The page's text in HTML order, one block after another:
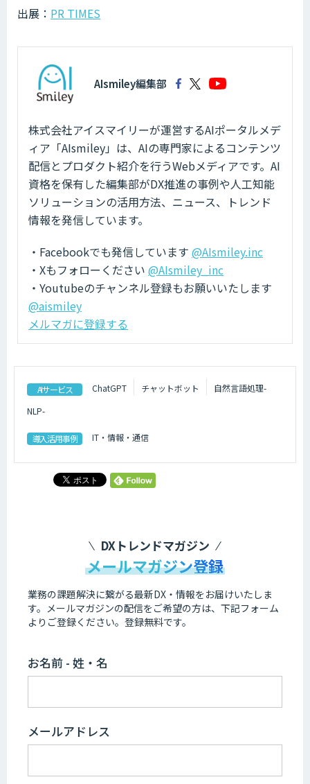
出展： PR TIMES
AIsmiley編集部
株式会社アイスマイリーが運営するAIポータルメデ
ィア「AIsmiley」は、AIの専門家によるコンテンツ
配信とプロダクト紹介を行うWebメディアです。AI
資格を保有した編集部がDX推進の事例や人工知能
ソリューションの活用方法、ニュース、トレンド
情報を発信しています。
・Facebookでも発信しています @AIsmiley.inc
・Xもフォローください @AIsmiley_inc
・Youtubeのチャンネル登録もお願いいたします
@aismiley
メルマガに登録する
AIサービス ChatGPT チャットボット
自然言語処理-
NLP-
導入活用事例 IT・情報・通信
DXトレンドマガジン
メールマガジン登録
業務の課題解決に繋がる最新DX・情報をお届けいたしま
す。 メールマガジンの配信をご希望の方は、下記フォーム
よりご登録ください。登録無料です。
お名前 - 姓・名
メールアドレス